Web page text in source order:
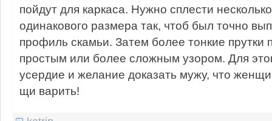
пойдут для каркаса. Нужно сплести
одинакового размера так, чтоб был точно
профиль скамьи. Затем более тонкие прутки
простым или более сложным узором. Для
усердие и желание доказать мужу, что
щи варить!